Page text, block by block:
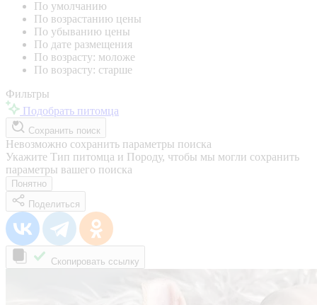
По умолчанию
По возрастанию цены
По убыванию цены
По дате размещения
По возрасту: моложе
По возрасту: старше
Фильтры
Подобрать питомца
Сохранить поиск
Невозможно сохранить параметры поиска
Укажите Тип питомца и Породу, чтобы мы могли сохранить
параметры вашего поиска
Понятно
Поделиться
Скопировать ссылку